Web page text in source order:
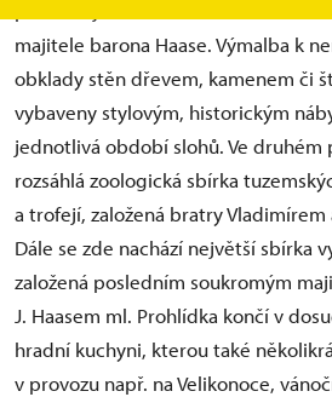
majitele barona Haase. Výmalba k
obklady stěn dřevem, kamenem či
vybaveny stylovým, historickým
jednotlivá období slohů. Ve druhém
rozsáhlá zoologická sbírka
a trofejí, založená bratry Vladimírem
Dále se zde nachází největší sbírka
založená posledním soukromým
J. Haasem ml. Prohlídka končí v
hradní kuchyni, kterou také
v provozu např. na Velikonoce,